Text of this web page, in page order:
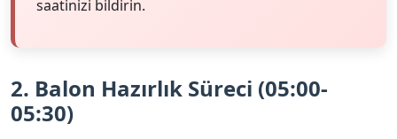
saatinizi bildirin.
2. Balon Hazırlık Süreci (05:00-
05:30)